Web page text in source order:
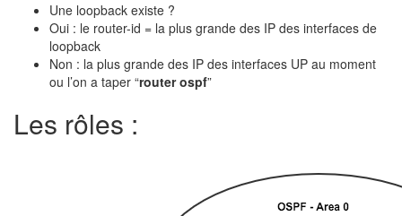
Une loopback existe ?
Oui : le router-id = la plus grande des IP des interfaces de
loopback
Non : la plus grande des IP des interfaces UP au moment
ou l’on a taper “router ospf”
Les rôles :